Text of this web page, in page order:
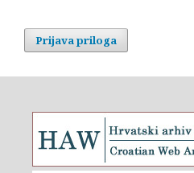
Prijava priloga